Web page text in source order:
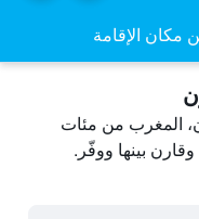
مكان الإقامة
المغرب من مئات